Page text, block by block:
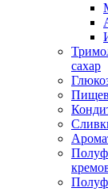
сахар